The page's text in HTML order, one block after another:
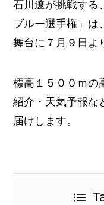
石川遼が挑戦する
ブルー選手権」は
舞台に７月９日よ
標高１５００ｍの
紹介・天気予報な
届けします。